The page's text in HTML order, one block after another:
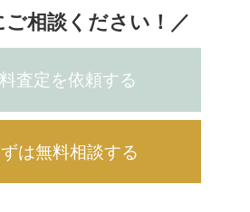
ご相談ください！／
査定を依頼する
ずは無料相談する